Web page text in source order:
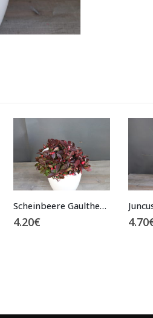
Juncus
4.70€